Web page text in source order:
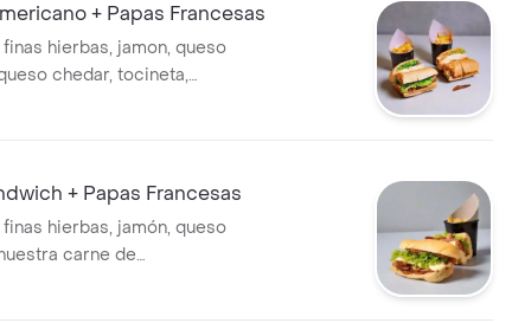
+ Papas Francesas
hierbas, jamon, queso
chedar, tocineta,
cream, lechuga, cebolla y
+ Papas Francesas
hierbas, jamón, queso
carne de
tocineta, trozos de aros de